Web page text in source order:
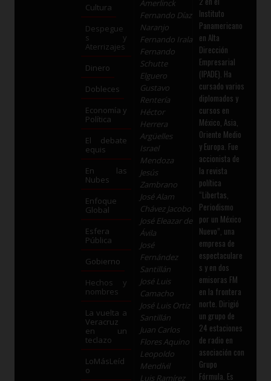
Cultura
Despegue
s y
Aterrizajes
Dinero
Dobleces
Economía y
Política
El debate
equis
En las
Nubes
Enfoque
Global
Esfera
Pública
Gobierno
Hechos y
nombres
La vuelta a
Veracruz
en un
teclazo
LoMásLeíd
o
Amerlinck
Fernando Díaz
Naranjo
Fernando Irala
Fernando
Schutte
Elguero
Gustavo
Rentería
Héctor
Herrera
Argüelles
Israel
Mendoza
Jesús
Zambrano
José Alam
Chávez Jacobo
José Eleazar de
Ávila
José
Fernández
Santillán
José Luis
Camacho
José Luis Ortiz
Santillán
Juan Carlos
Flores Aquino
Leopoldo
Mendívil
Luis Ramírez
Instituto
Panamericano
en Alta
Dirección
Empresarial
(IPADE). Ha
cursado varios
diplomados y
cursos en
México, Asia,
Oriente Medio
y Europa. Fue
accionista de
la revista
política
“Libertas,
Periodismo
por un México
Nuevo”, una
empresa de
espectaculare
s y en dos
emisoras FM
en la frontera
norte. Dirigió
un grupo de
24 estaciones
de radio en
asociación con
Grupo
Fórmula. Es